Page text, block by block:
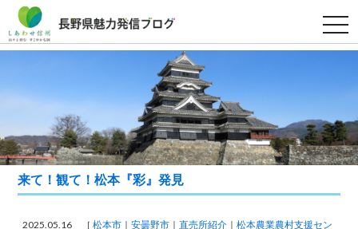
t
o
g
v
i
g
a
t
来て！観て！松本『彩』発見
2025.05.16 ［松本市 安曇野市 直売所紹介
松本農業農村支援セン